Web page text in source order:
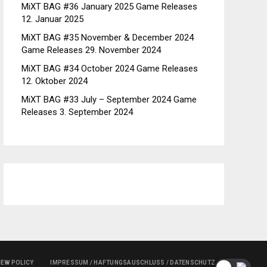
MiXT BAG #36 January 2025 Game Releases
12. Januar 2025
MiXT BAG #35 November & December 2024
Game Releases 29. November 2024
MiXT BAG #34 October 2024 Game Releases
12. Oktober 2024
MiXT BAG #33 July – September 2024 Game
Releases 3. September 2024
POLICY IMPRESSUM / HAFTUNGSAUSCHLUSS / DATENSCHUTZ